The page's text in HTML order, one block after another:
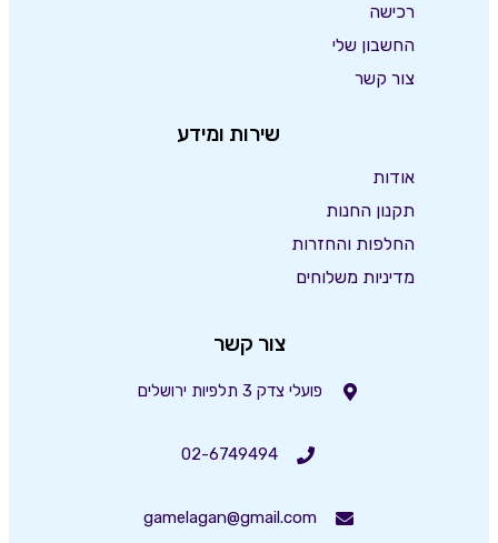
רכישה
החשבון שלי
צור קשר
שירות ומידע
אודות
תקנון החנות
החלפות והחזרות
מדיניות משלוחים
צור קשר
פועלי צדק 3 תלפיות ירושלים
02-6749494
gamelagan@gmail.com